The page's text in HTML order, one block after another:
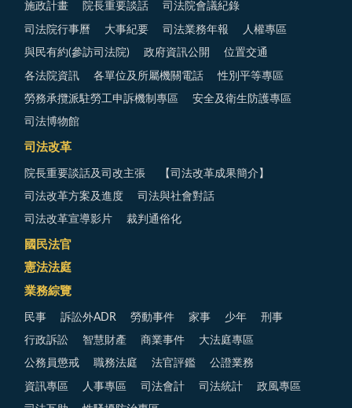
施政計畫 院長重要談話 司法院會議紀錄
司法院行事曆 大事紀要 司法業務年報 人權專區
與民有約(參訪司法院) 政府資訊公開 位置交通
各法院資訊 各單位及所屬機關電話 性別平等專區
勞務承攬派駐勞工申訴機制專區 安全及衛生防護專區
司法博物館
司法改革
院長重要談話及司改主張 【司法改革成果簡介】
司法改革方案及進度 司法與社會對話
司法改革宣導影片 裁判通俗化
國民法官
憲法法庭
業務綜覽
民事 訴訟外ADR 勞動事件 家事 少年 刑事
行政訴訟 智慧財產 商業事件 大法庭專區
公務員懲戒 職務法庭 法官評鑑 公證業務
資訊專區 人事專區 司法會計 司法統計 政風專區